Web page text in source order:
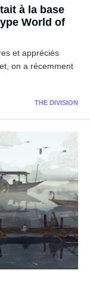
à la base
World of
et appréciés
on a récemment
THE DIVISION